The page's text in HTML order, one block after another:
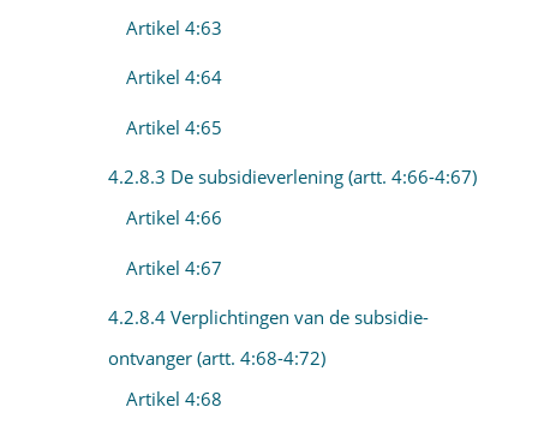
Artikel 4:63
Artikel 4:64
Artikel 4:65
4.2.8.3 De subsidieverlening (artt. 4:66-4:67)
Artikel 4:66
Artikel 4:67
4.2.8.4 Verplichtingen van de subsidie-
ontvanger (artt. 4:68-4:72)
Artikel 4:68